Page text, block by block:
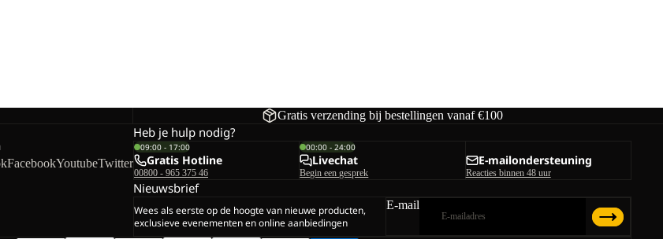
Gratis verzending bij bestellingen vanaf €100
FacebookYoutubeTwitter
Heb je hulp nodig?
09:00 - 17:00
Gratis Hotline
00800 - 965 375 46
00:00 - 24:00
Livechat
Begin een gesprek
E-mailondersteuning
Reacties binnen 48 uur
Nieuwsbrief
Wees als eerste op de hoogte van nieuwe producten,
exclusieve evenementen en online aanbiedingen
E-mail